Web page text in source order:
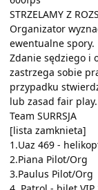
STRZELAMY Z
Organizator
ewentualne spory.
Zdanie sędziego i
zastrzega sobie
przypadku
lub zasad fair play.
Team SURRSJA
[lista zamknieta]
1.Uaz 469 -
2.Piana Pilot/Org
3.Paulus Pilot/Org